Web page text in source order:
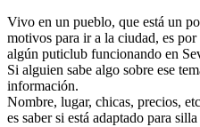
Vivo en un pueblo, que está un
motivos para ir a la ciudad, es
algún puticlub funcionando en
Si alguien sabe algo sobre ese
información.
Nombre, lugar, chicas, precios,
es saber si está adaptado para